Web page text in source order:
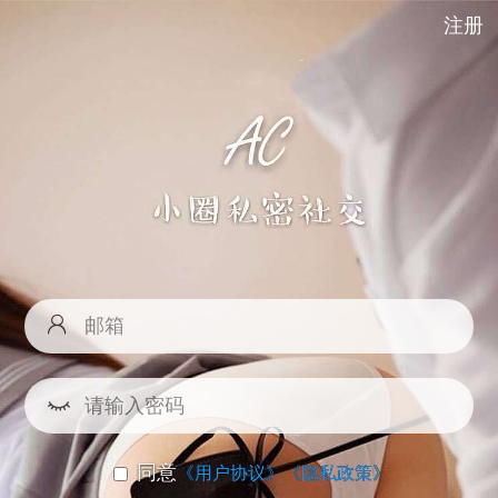
注册
同意《用户协议》《隐私政策》